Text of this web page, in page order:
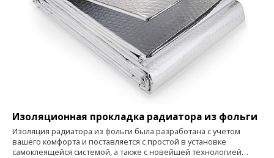
Изоляционная прокладка радиатора из фольги
Изоляция радиатора из фольги была разработана с учетом
вашего комфорта и поставляется с простой в установке
самоклеящейся системой, а также с новейшей технологией